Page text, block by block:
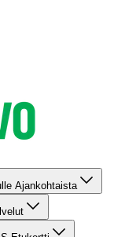
Ajankohtaista